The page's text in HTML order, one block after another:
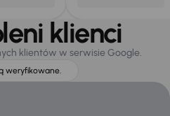
klienci
klientów w serwisie Google.
weryfikowane.